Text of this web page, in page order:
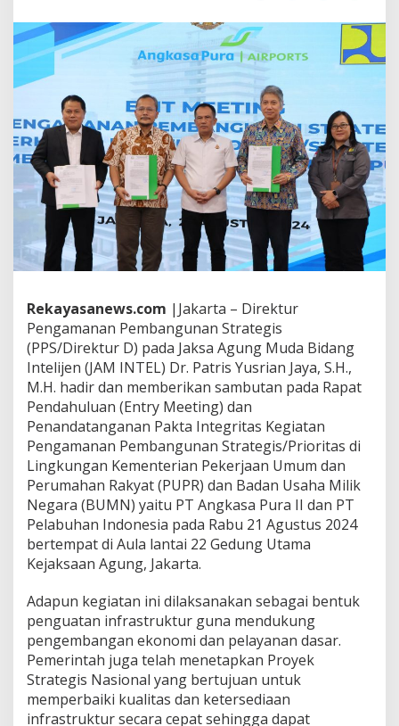
P
n
n
d
a
t
a
g
a
a
n
P
t
a
I
n
t
e
g
r
i
t
s
K
e
g
a
a
n
P
e
n
g
a
m
Rekayasanews.com |Jakarta – Direktur
Pengamanan Pembangunan Strategis
(PPS/Direktur D) pada Jaksa Agung Muda Bidang
Intelijen (JAM INTEL) Dr. Patris Yusrian Jaya, S.H.,
M.H. hadir dan memberikan sambutan pada Rapat
Pendahuluan (Entry Meeting) dan
Penandatanganan Pakta Integritas Kegiatan
Pengamanan Pembangunan Strategis/Prioritas di
Lingkungan Kementerian Pekerjaan Umum dan
Perumahan Rakyat (PUPR) dan Badan Usaha Milik
Negara (BUMN) yaitu PT Angkasa Pura II dan PT
Pelabuhan Indonesia pada Rabu 21 Agustus 2024
bertempat di Aula lantai 22 Gedung Utama
Kejaksaan Agung, Jakarta.
Adapun kegiatan ini dilaksanakan sebagai bentuk
penguatan infrastruktur guna mendukung
pengembangan ekonomi dan pelayanan dasar.
Pemerintah juga telah menetapkan Proyek
Strategis Nasional yang bertujuan untuk
memperbaiki kualitas dan ketersediaan
infrastruktur secara cepat sehingga dapat